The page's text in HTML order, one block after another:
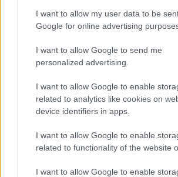
I want to allow my user data to be
Google for online advertising
I want to allow Google to send me
personalized advertising.
I want to allow Google to enable
related to analytics like cookies on
device identifiers in apps.
I want to allow Google to enable
related to functionality of the website
I want to allow Google to enable